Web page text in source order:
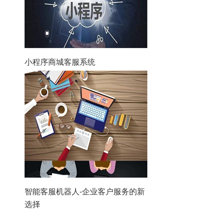
小程序商城客服系统
智能客服机器人-企业客户服务的新
选择